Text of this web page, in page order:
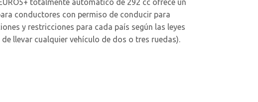
totalmente automático de 292 cc ofrece un
conductores con permiso de conducir para
y restricciones para cada país según las leyes
llevar cualquier vehículo de dos o tres ruedas).